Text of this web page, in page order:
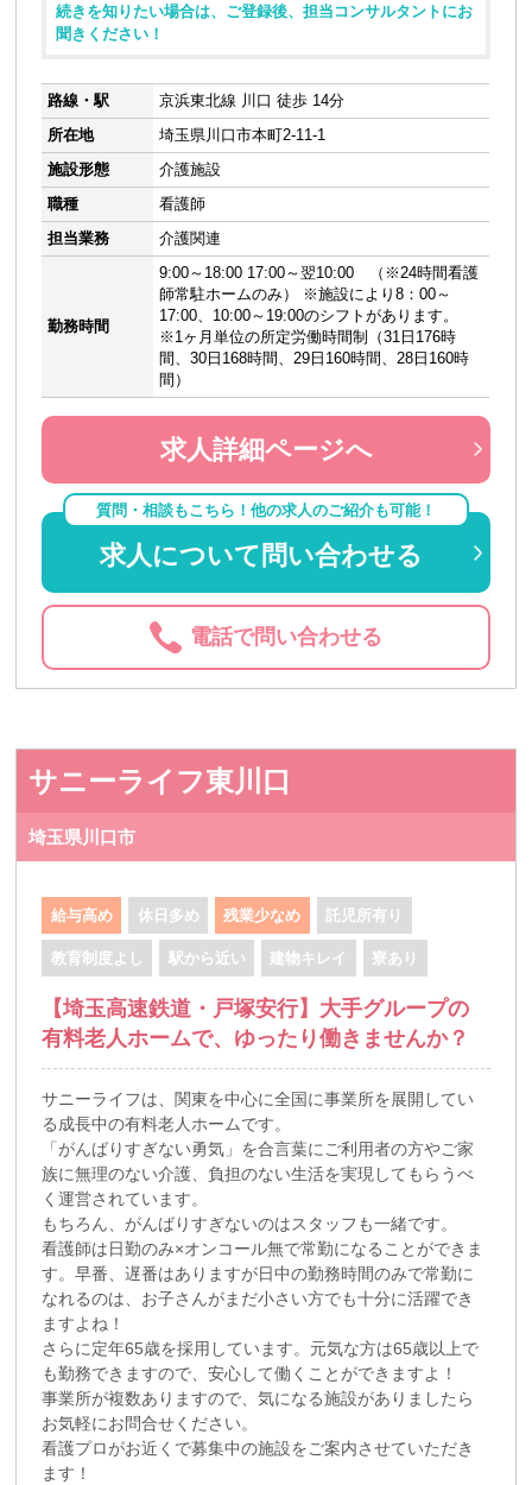
続きを知りたい場合は、ご登録後、担当コンサルタントにお
聞きください！
路線・駅
京浜東北線 川口 徒歩 14分
所在地
埼玉県川口市本町2-11-1
施設形態
介護施設
職種
看護師
担当業務
介護関連
勤務時間
9:00～18:00 17:00～翌10:00 （※24時間看護
師常駐ホームのみ） ※施設により8：00～
17:00、10:00～19:00のシフトがあります。
※1ヶ月単位の所定労働時間制（31日176時
間、30日168時間、29日160時間、28日160時
間）
求人詳細ページへ
質問・相談もこちら！他の求人のご紹介も可能！
求人について問い合わせる
電話で問い合わせる
サニーライフ東川口
埼玉県川口市
給与高め 休日多め 残業少なめ 託児所有り
教育制度よし 駅から近い 建物キレイ 寮あり
【埼玉高速鉄道・戸塚安行】大手グループの
有料老人ホームで、ゆったり働きませんか？
サニーライフは、関東を中心に全国に事業所を展開してい
る成長中の有料老人ホームです。
「がんばりすぎない勇気」を合言葉にご利用者の方やご家
族に無理のない介護、負担のない生活を実現してもらうべ
く運営されています。
もちろん、がんばりすぎないのはスタッフも一緒です。
看護師は日勤のみ×オンコール無で常勤になることができま
す。早番、遅番はありますが日中の勤務時間のみで常勤に
なれるのは、お子さんがまだ小さい方でも十分に活躍でき
ますよね！
さらに定年65歳を採用しています。元気な方は65歳以上で
も勤務できますので、安心して働くことができますよ！
事業所が複数ありますので、気になる施設がありましたら
お気軽にお問合せください。
看護プロがお近くで募集中の施設をご案内させていただき
ます！